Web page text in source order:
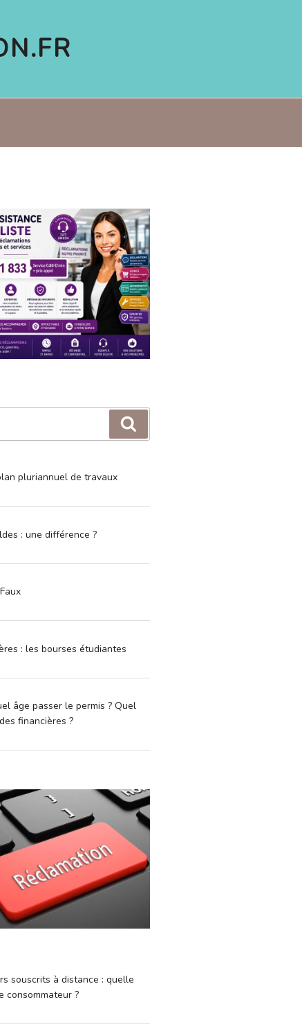
pluriannuel de travaux
: une différence ?
: les bourses étudiantes
âge passer le permis ? Quel
financières ?
souscrits à distance : quelle
consommateur ?